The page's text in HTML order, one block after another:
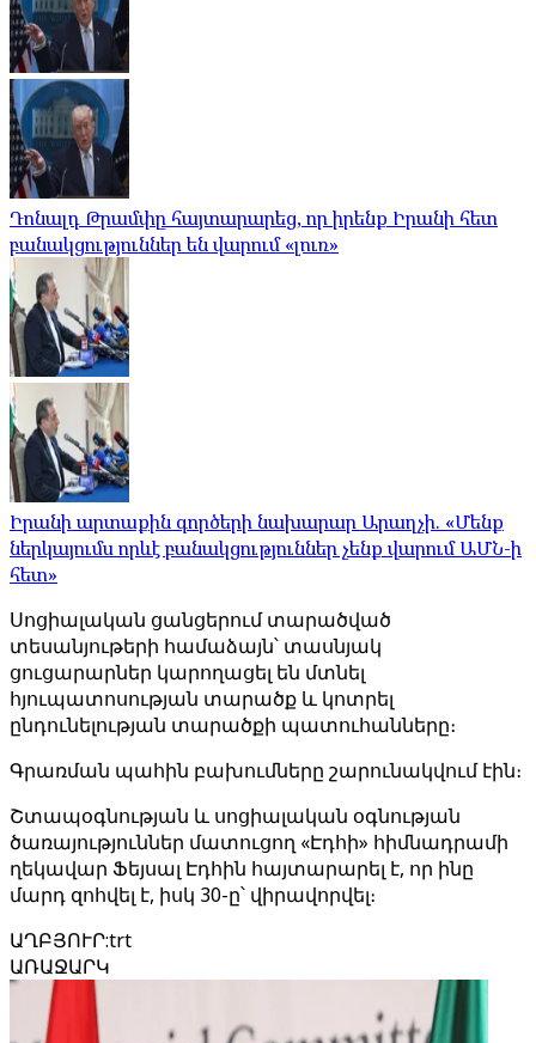
Դոնալդ Թրամփը հայտարարեց, որ իրենք Իրանի հետ
բանակցություններ են վարում «լուռ»
Իրանի արտաքին գործերի նախարար Արաղչի. «Մենք
ներկայումս որևէ բանակցություններ չենք վարում ԱՄՆ-ի
հետ»
Սոցիալական ցանցերում տարածված
տեսանյութերի համաձայն՝ տասնյակ
ցուցարարներ կարողացել են մտնել
հյուպատոսության տարածք և կոտրել
ընդունելության տարածքի պատուհանները։
Գրառման պահին բախումները շարունակվում էին։
Շտապօգնության և սոցիալական օգնության
ծառայություններ մատուցող «Էդհի» հիմնադրամի
ղեկավար Ֆեյսալ Էդհին հայտարարել է, որ ինը
մարդ զոհվել է, իսկ 30-ը՝ վիրավորվել։
ԱՂԲՅՈՒՐ:trt
ԱՌԱՋԱՐԿ